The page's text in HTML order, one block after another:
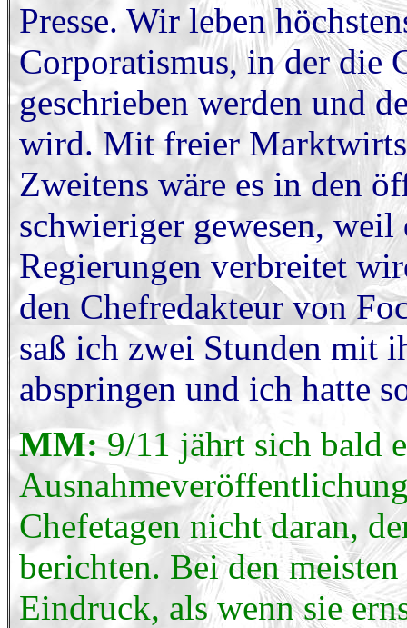
Presse. Wir leben
Corporatismus, in der die
geschrieben werden und
wird. Mit freier
Zweitens wäre es in den
schwieriger gewesen,
Regierungen verbreitet
den Chefredakteur von
saß ich zwei Stunden mit
abspringen und ich hatte
MM:9/11 jährt sich bald
Chefetagen nicht daran,
berichten. Bei den
Eindruck, als wenn sie